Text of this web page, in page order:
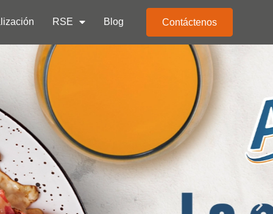
RSE Blog Contáctenos